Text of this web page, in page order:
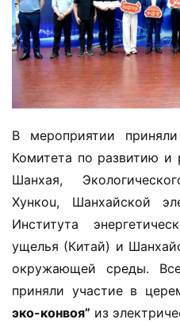
В мероприятии приняли
Комитета по развитию
Шанхая,
Хункou, Шанхайской
Института
ущелья (Китай) и
окружающей среды.
приняли участие в
эко-конвоя”​ из